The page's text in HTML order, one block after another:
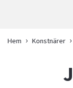
Hem Konstnärer